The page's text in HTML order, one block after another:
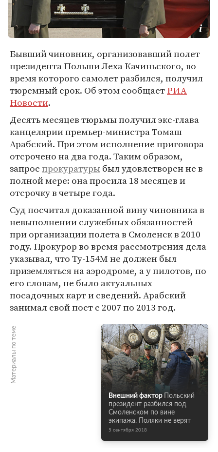
Бывший чиновник, организовавший полет
президента Польши Леха Качиньского, во
время которого самолет разбился, получил
тюремный срок. Об этом сообщаетРИА
Новости.
Десять месяцев тюрьмы получил экс-глава
канцелярии премьер-министра Томаш
Арабский. При этом исполнение приговора
отсрочено на два года. Таким образом,
запроспрокуратурыбыл удовлетворен не в
полной мере: она просила 18 месяцев и
отсрочку в четыре года.
Суд посчитал доказанной вину чиновника в
невыполнении служебных обязанностей
при организации полета в Смоленск в 2010
году. Прокурор во время рассмотрения дела
указывал, что Ту-154М не должен был
приземляться на аэродроме, а у пилотов, по
его словам, не было актуальных
посадочных карт и сведений. Арабский
занимал свой пост с 2007 по 2013 год.
Материалы по теме
Внешний фактор
Польский
президент разбился под
Смоленском по вине
экипажа. Поляки не верят
5 сентября 2018